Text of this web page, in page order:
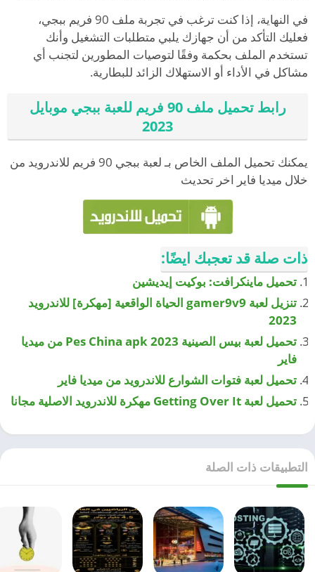
في النهاية، إذا كنت ترغب في تجربة ملف 90 فريم ببجي،
فعليك التأكد من أن جهازك يلبي متطلبات التشغيل وأنك
تستخدم الملف بحكمة وفقًا لتوصيات المطورين لتجنب أي
مشاكل في الأداء أو الاستهلاك الزائد للبطارية.
رابط تحميل ملف 90 فريم للعبة ببجي موبايل
2023
يمكنك تحميل الملف الخاص بـ لعبة ببجي 90 فريم للاندرويد من
خلال ميديا فاير اخر تحديث
ذات صلة قد تعجبك ايضًا:
تحميل ماينكرافت: بوكيت إيديشين
تنزيل لعبة gamer9v9 الحياة الواقعية [مهكرة] للاندرويد
2023
تحميل لعبة بيس الصينية 2023 Pes China apk من ميديا
فاير
تحميل لعبة فتوات الشوارع للاندرويد من ميديا فاير
تحميل لعبة Getting Over It مهكرة للاندرويد الاصلية مجانا
التطبيقات ذات الصلة